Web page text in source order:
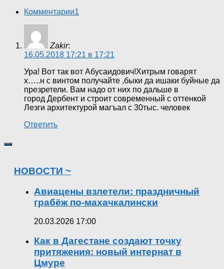
Комментарии1
Zakir:
16.05.2018 17:21 в 17:21
Ура! Вот так вот Абусаидович!Хитрым говарят
х…..н с винтом получайте ,быки да ишаки буйные да
презретели. Вам надо от них по дальше в
город Дербент и строит современный с оттенкой
Лезги архитектурой магъал с 30тыс. человек
Ответить
НОВОСТИ ~
Авиацены взлетели: праздничный
грабёж по-махачкалински
20.03.2026 17:00
Как в Дагестане создают точку
притяжения: новый интернат в
Цмуре